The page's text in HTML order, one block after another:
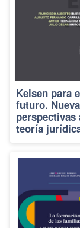
Kelsen para
futuro.
perspectivas
teoría